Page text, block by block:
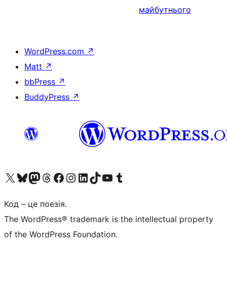
майбутнього
WordPress.com ↗
Matt ↗
bbPress ↗
BuddyPress ↗
Visit our X (formerly Twitter) account
Visit our Bluesky account
Завітайте до нашої стрічки в Mastodon
Visit our Threads account
Завітайте на нашу сторінку в Facebook
Visit our Instagram account
Visit our LinkedIn account
Visit our TikTok account
Visit our YouTube channel
Visit our Tumblr account
Код – це поезія.
The WordPress® trademark is the intellectual property
of the WordPress Foundation.